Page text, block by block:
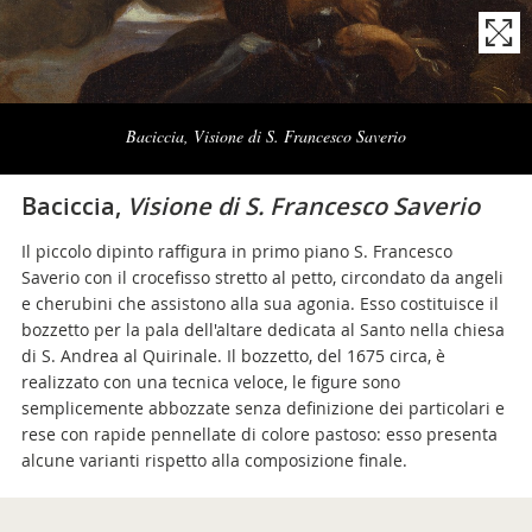
Baciccia, Visione di S. Francesco Saverio
Naviga
photogallery
Baciccia, Visione di S. Francesco Saverio
Il piccolo dipinto raffigura in primo piano S. Francesco
Saverio con il crocefisso stretto al petto, circondato da angeli
e cherubini che assistono alla sua agonia. Esso costituisce il
bozzetto per la pala dell'altare dedicata al Santo nella chiesa
di S. Andrea al Quirinale. Il bozzetto, del 1675 circa, è
realizzato con una tecnica veloce, le figure sono
semplicemente abbozzate senza definizione dei particolari e
rese con rapide pennellate di colore pastoso: esso presenta
alcune varianti rispetto alla composizione finale.